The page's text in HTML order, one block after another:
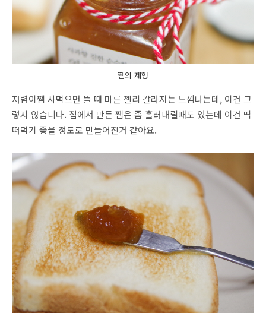
쨈의 제형
저렴이쨈 사먹으면 뜰 때 마른 젤리 갈라지는 느낌나는데, 이건 그
렇지 않습니다. 집에서 만든 쨈은 좀 흘러내릴때도 있는데 이건 딱
떠먹기 좋을 정도로 만들어진거 같아요.